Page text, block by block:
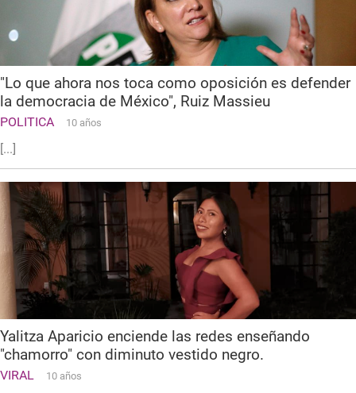
"Lo que ahora nos toca como oposición es defender
la democracia de México", Ruiz Massieu
POLITICA 10 años
[...]
Yalitza Aparicio enciende las redes enseñando
"chamorro" con diminuto vestido negro.
VIRAL 10 años